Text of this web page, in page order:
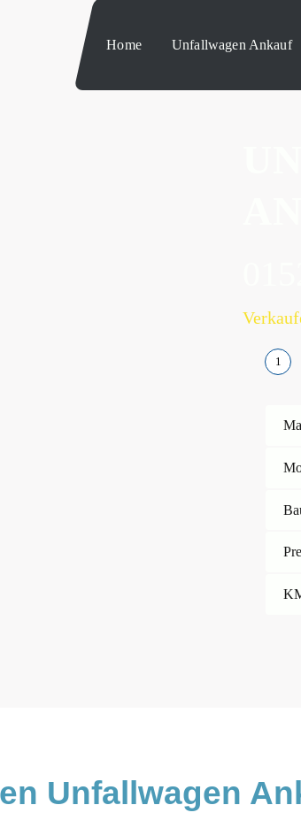
Home Unfallwagen Ankauf
1
Unfallwagen